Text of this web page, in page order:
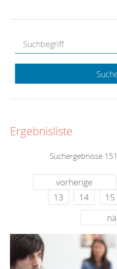
Ergebnisliste
Suchergebnisse
vorherige
13
14 15